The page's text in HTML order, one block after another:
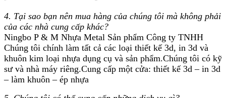
4. Tại sao bạn nên mua hàng của chúng tôi mà không phải
của các nhà cung cấp khác?
Ningbo P & M Nhựa Metal Sản phẩm Công ty TNHH
Chúng tôi chính làm tất cả các loại thiết kế 3d, in 3d và
khuôn kim loại nhựa dụng cụ và sản phẩm.Chúng tôi có kỹ
sư và nhà máy riêng.Cung cấp một cửa: thiết kế 3d – in 3d
– làm khuôn – ép nhựa